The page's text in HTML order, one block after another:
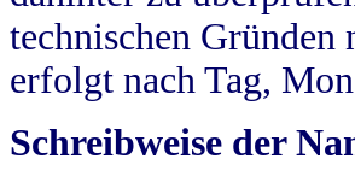
technischen
erfolgt nach Tag,
Schreibweise der